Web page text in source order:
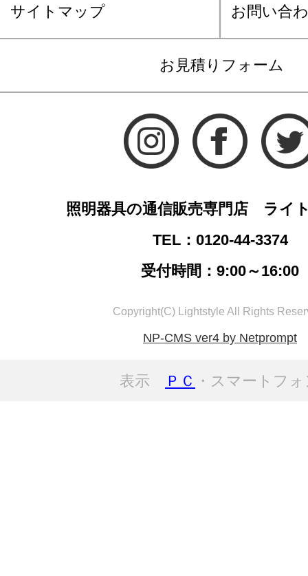
サイトマップ お問い合
お見積りフォーム
照明器具の通信販売専門店 ライ
TEL：0120-44-3374
受付時間：9:00～16:00
Copyright(C) Lightstyle All Rights
NP-CMS ver4 by Netprompt
表示 ＰＣ ・スマートフ